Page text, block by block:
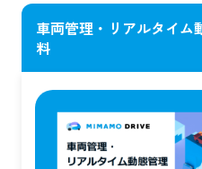
車両管理・リアルタイ
料